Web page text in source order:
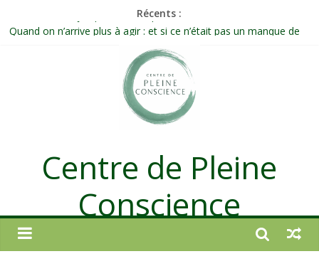
Récents :
Célébrer la Vie jusque dans les petites actions
Quand on n’arrive plus à agir : et si ce n’était pas un manque de
Une attention consciente d’elle-même, non dirigée par le mental
Méditer un peu chaque jour : un rituel profond et transformateur
Prolonger la vie ou découvrir ce qui ne vieillit pas ?
Centre de Pleine
Conscience